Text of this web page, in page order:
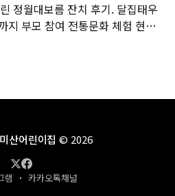
정월대보름 잔치 후기. 달집태우
지 부모 참여 전통문화 체험 현장
산어린이집 © 2026
램 카카오톡채널